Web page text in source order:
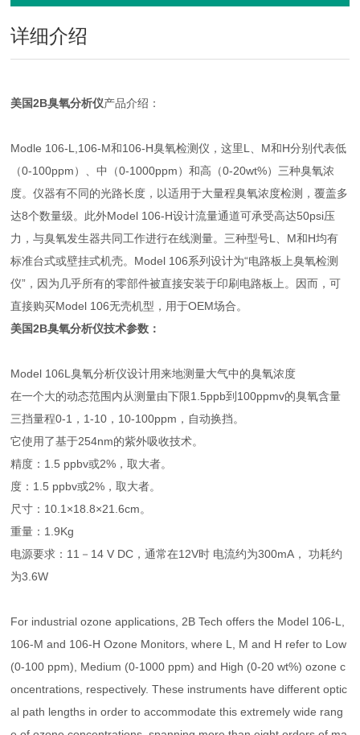
详细介绍
美国2B臭氧分析仪产品介绍：
Modle 106-L,106-M和106-H臭氧检测仪，这里L、M和H分别代表低
（0-100ppm）、中（0-1000ppm）和高（0-20wt%）三种臭氧浓
度。仪器有不同的光路长度，以适用于大量程臭氧浓度检测，覆盖多
达8个数量级。此外Model 106-H设计流量通道可承受高达50psi压
力，与臭氧发生器共同工作进行在线测量。三种型号L、M和H均有
标准台式或壁挂式机壳。Model 106系列设计为“电路板上臭氧检测
仪”，因为几乎所有的零部件被直接安装于印刷电路板上。因而，可
直接购买Model 106无壳机型，用于OEM场合。
美国2B臭氧分析仪技术参数：
Model 106L臭氧分析仪设计用来地测量大气中的臭氧浓度
在一个大的动态范围内从测量由下限1.5ppb到100ppmv的臭氧含量
三挡量程0-1，1-10，10-100ppm，自动换挡。
它使用了基于254nm的紫外吸收技术。
精度：1.5 ppbv或2%，取大者。
度：1.5 ppbv或2%，取大者。
尺寸：10.1×18.8×21.6cm。
重量：1.9Kg
电源要求：11－14 V DC，通常在12V时 电流约为300mA， 功耗约
为3.6W
For industrial ozone applications, 2B Tech offers the Model 106-L,
106-M and 106-H Ozone Monitors, where L, M and H refer to Low
(0-100 ppm), Medium (0-1000 ppm) and High (0-20 wt%) ozone c
oncentrations, respectively. These instruments have different optic
al path lengths in order to accommodate this extremely wide rang